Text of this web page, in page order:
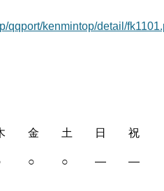
qqport/kenmintop/detail/
金 土 日
祝
○ ○ — —